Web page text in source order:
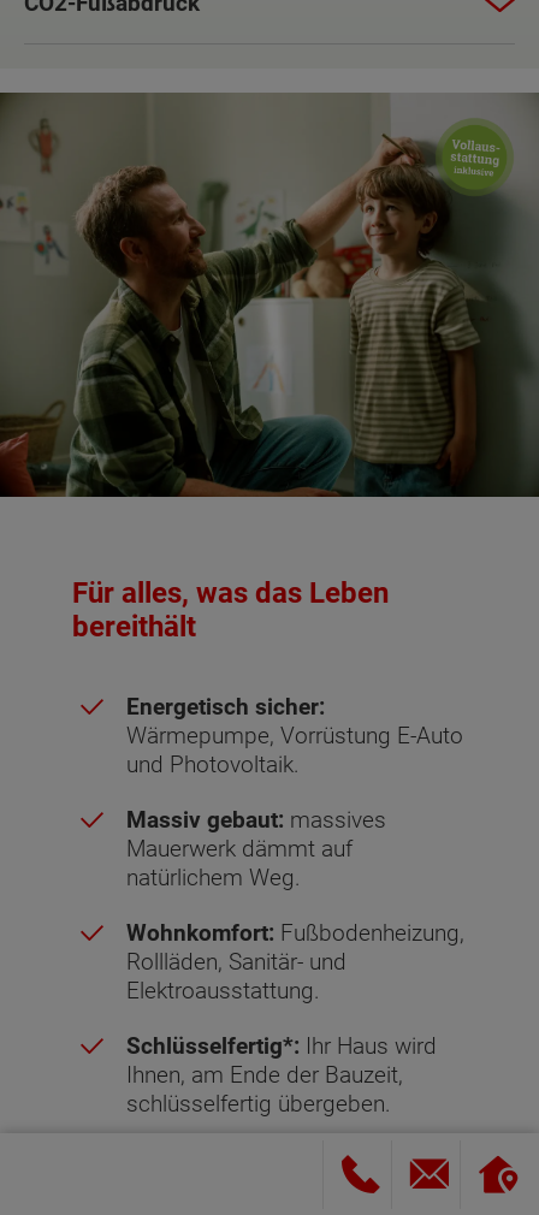
Für alles, was das Leben
bereithält
Energetisch sicher:
Wärmepumpe, Vorrüstung E-Auto
und Photovoltaik.
Massiv gebaut: massives
Mauerwerk dämmt auf
natürlichem Weg.
Wohnkomfort: Fußbodenheizung,
Rollläden, Sanitär- und
Elektroausstattung.
Schlüsselfertig*: Ihr Haus wird
Ihnen, am Ende der Bauzeit,
schlüsselfertig übergeben.
Hausbau-
Schutzbrief mit garantiertem